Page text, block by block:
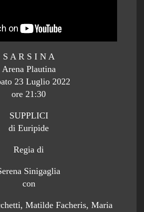
S A R S I N A
Arena Plautina
23 Luglio 2022
ore 21:30
SUPPLICI
di Euripide
Regia di
Sinigaglia
con
Matilde Facheris, Maria